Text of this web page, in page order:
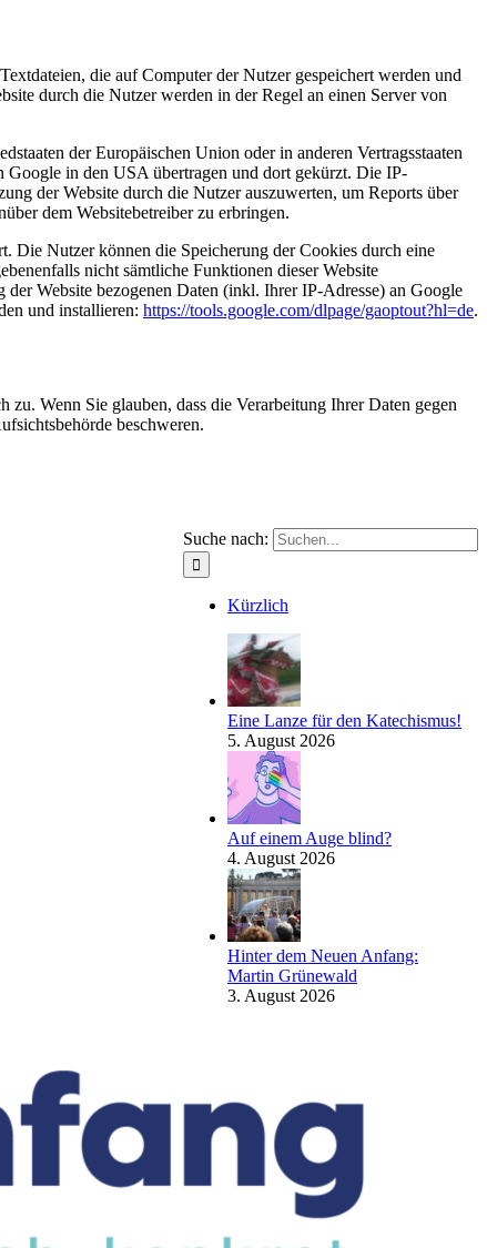
die auf Computer der Nutzer gespeichert werden und
durch die Nutzer werden in der Regel an einen Server von
der Europäischen Union oder in anderen Vertragsstaaten
Google in den USA übertragen und dort gekürzt. Die IP-
der Website durch die Nutzer auszuwerten, um Reports über
dem Websitebetreiber zu erbringen.
Die Nutzer können die Speicherung der Cookies durch eine
nicht sämtliche Funktionen dieser Website
Website bezogenen Daten (inkl. Ihrer IP-Adresse) an Google
und installieren: https://tools.google.com/dlpage/gaoptout?hl=de.
Wenn Sie glauben, dass die Verarbeitung Ihrer Daten gegen
beschweren.
Suche nach:
Kürzlich
Eine Lanze für den Katechismus!
5. August 2026
Auf einem Auge blind?
4. August 2026
Hinter dem Neuen Anfang:
Martin Grünewald
3. August 2026